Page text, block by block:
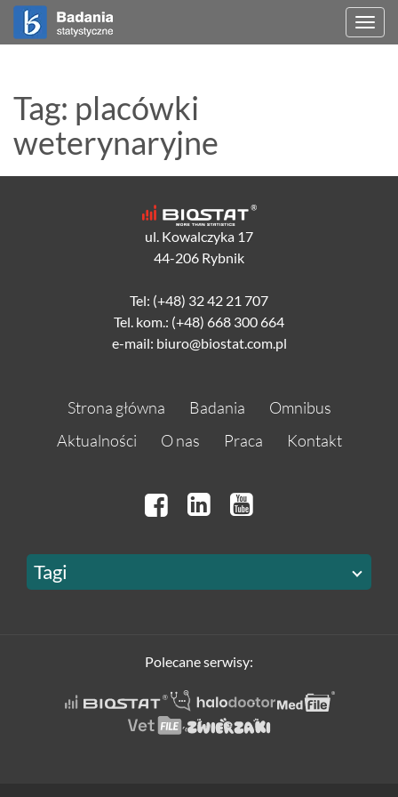
Tag: placówki
weterynaryjne
ul. Kowalczyka 17
44-206 Rybnik
Tel: (+48) 32 42 21 707
Tel. kom.: (+48) 668 300 664
e-mail: biuro@biostat.com.pl
Strona główna Badania
Omnibus
Aktualności
O nas Praca Kontakt
Tagi
Polecane serwisy: